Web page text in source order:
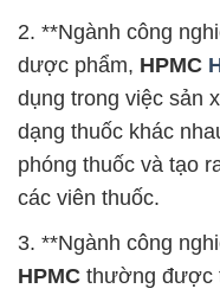
2. **Ngành công
dược phẩm, HPMC
dụng trong việc sản
dạng thuốc khác
phóng thuốc và tạo
các viên thuốc.
3. **Ngành công
HPMC thường được